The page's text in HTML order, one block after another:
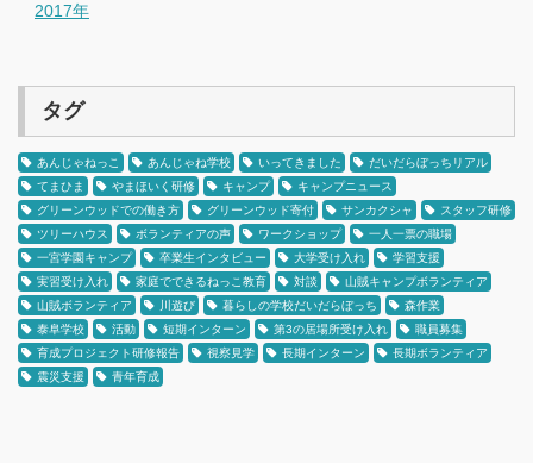
2017年
タグ
あんじゃねっこ あんじゃね学校 いってきました
だいだらぼっちリアル
てまひま
やまほいく研修 キャンプ
キャンプニュース
グリーンウッドでの働き方
グリーンウッド寄付 サンカクシャ
スタッフ研修
ツリーハウス
ボランティアの声 ワークショップ
一人一票の職場
一宮学園キャンプ
卒業生インタビュー 大学受け入れ
学習支援
実習受け入れ
家庭でできるねっこ教育 対談
山賊キャンプボランティア
山賊ボランティア
川遊び 暮らしの学校だいだらぼっち
森作業
泰阜学校
活動 短期インターン 第3の居場所受け入れ
職員募集
育成プロジェクト研修報告
視察見学 長期インターン
長期ボランティア
震災支援
青年育成